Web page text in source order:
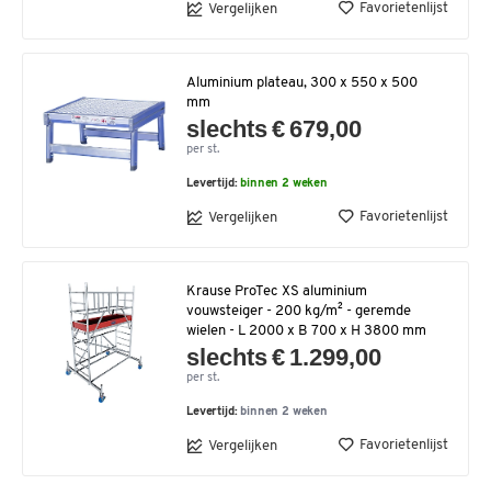
Vergelijken Favorietenlijst
Aluminium plateau, 300 x 550 x 500
mm
slechts € 679,00
per st.
Levertijd: binnen 2 weken
Vergelijken Favorietenlijst
Krause ProTec XS aluminium
vouwsteiger - 200 kg/m² - geremde
wielen - L 2000 x B 700 x H 3800 mm
slechts € 1.299,00
per st.
Levertijd: binnen 2 weken
Vergelijken Favorietenlijst